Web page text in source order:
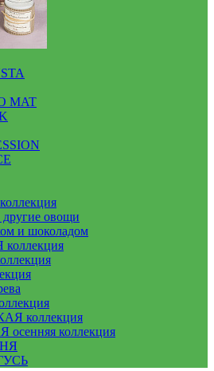
MAT
овощи
и шоколадом
коллекция
коллекция